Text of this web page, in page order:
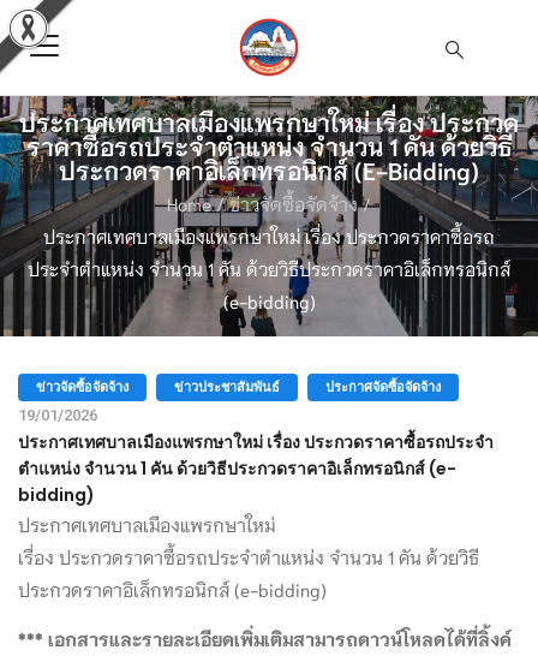
ประกาศเทศบาลเมืองแพรกษาใหม่ เรื่อง ประกวด
ราคาซื้อรถประจำตำแหน่ง จำนวน 1 คัน ด้วยวิธี
ประกวดราคาอิเล็กทรอนิกส์ (e-Bidding)
Home/ ข่าวจัดซื้อจัดจ้าง/
ประกาศเทศบาลเมืองแพรกษาใหม่ เรื่อง ประกวดราคาซื้อรถ
ประจำตำแหน่ง จำนวน 1 คัน ด้วยวิธีประกวดราคาอิเล็กทรอนิกส์
(e-bidding)
ข่าวจัดซื้อจัดจ้าง ข่าวประชาสัมพันธ์ ประกาศจัดซื้อจัดจ้าง
19/01/2026
ประกาศเทศบาลเมืองแพรกษาใหม่ เรื่อง ประกวดราคาซื้อรถประจำ
ตำแหน่ง จำนวน 1 คัน ด้วยวิธีประกวดราคาอิเล็กทรอนิกส์ (e-
bidding)
ประกาศเทศบาลเมืองแพรกษาใหม่
เรื่อง ประกวดราคาซื้อรถประจำตำแหน่ง จำนวน 1 คัน ด้วยวิธี
ประกวดราคาอิเล็กทรอนิกส์ (e-bidding)
*** เอกสารและรายละเอียดเพิ่มเติมสามารถดาวน์โหลดได้ที่ลิ้งค์